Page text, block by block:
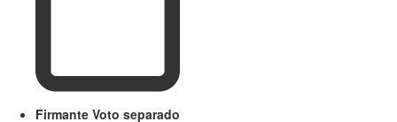
Firmante Voto separado